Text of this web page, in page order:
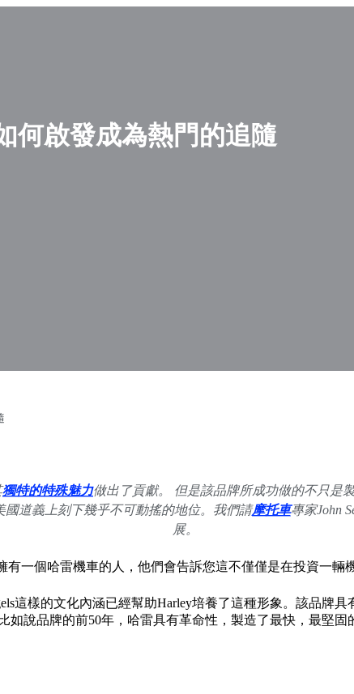
何啟發成為熱門的追隨
獨特的特殊魅力做出了貢獻。 但是該品牌所成功做的不只是
國道義上刻下幾乎不可動搖的地位。我們請摩托車專家John
展。
有一個哈雷機車的人，他們會告訴您這不僅僅是在投資一輛
這樣的文化內涵已經幫助Harley培養了這種形象。該品牌
說品牌的前50年，哈雷具有革命性，製造了最快，最堅